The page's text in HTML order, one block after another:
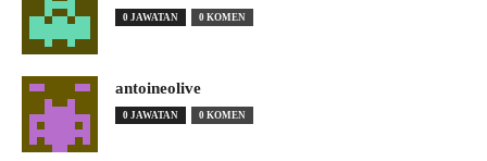
0 JAWATAN 0 KOMEN
antoineolive
0 JAWATAN 0 KOMEN